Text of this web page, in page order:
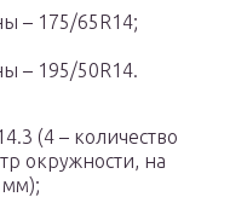
– 175/65R14;
– 195/50R14.
(4 – количество
окружности, на
мм);